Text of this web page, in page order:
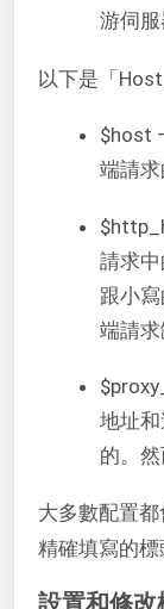
游伺服
以下是「
$host
端請
請求
跟小
端請
地址
的。
大多數配置
精確填寫的標
設置和修改